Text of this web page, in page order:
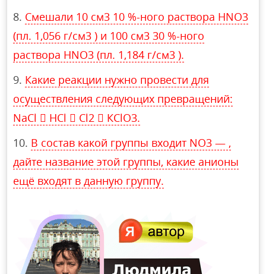
Смешали 10 см3 10 %-ного раствора HNO3
(пл. 1,056 г/см3 ) и 100 см3 30 %-ного
раствора HNO3 (пл. 1,184 г/см3 ).
Какие реакции нужно провести для
осуществления следующих превращений:
NaCl  HCl  Сl2  КСlO3.
В состав какой группы входит NO3 — ,
дайте название этой группы, какие анионы
ещё входят в данную группу.